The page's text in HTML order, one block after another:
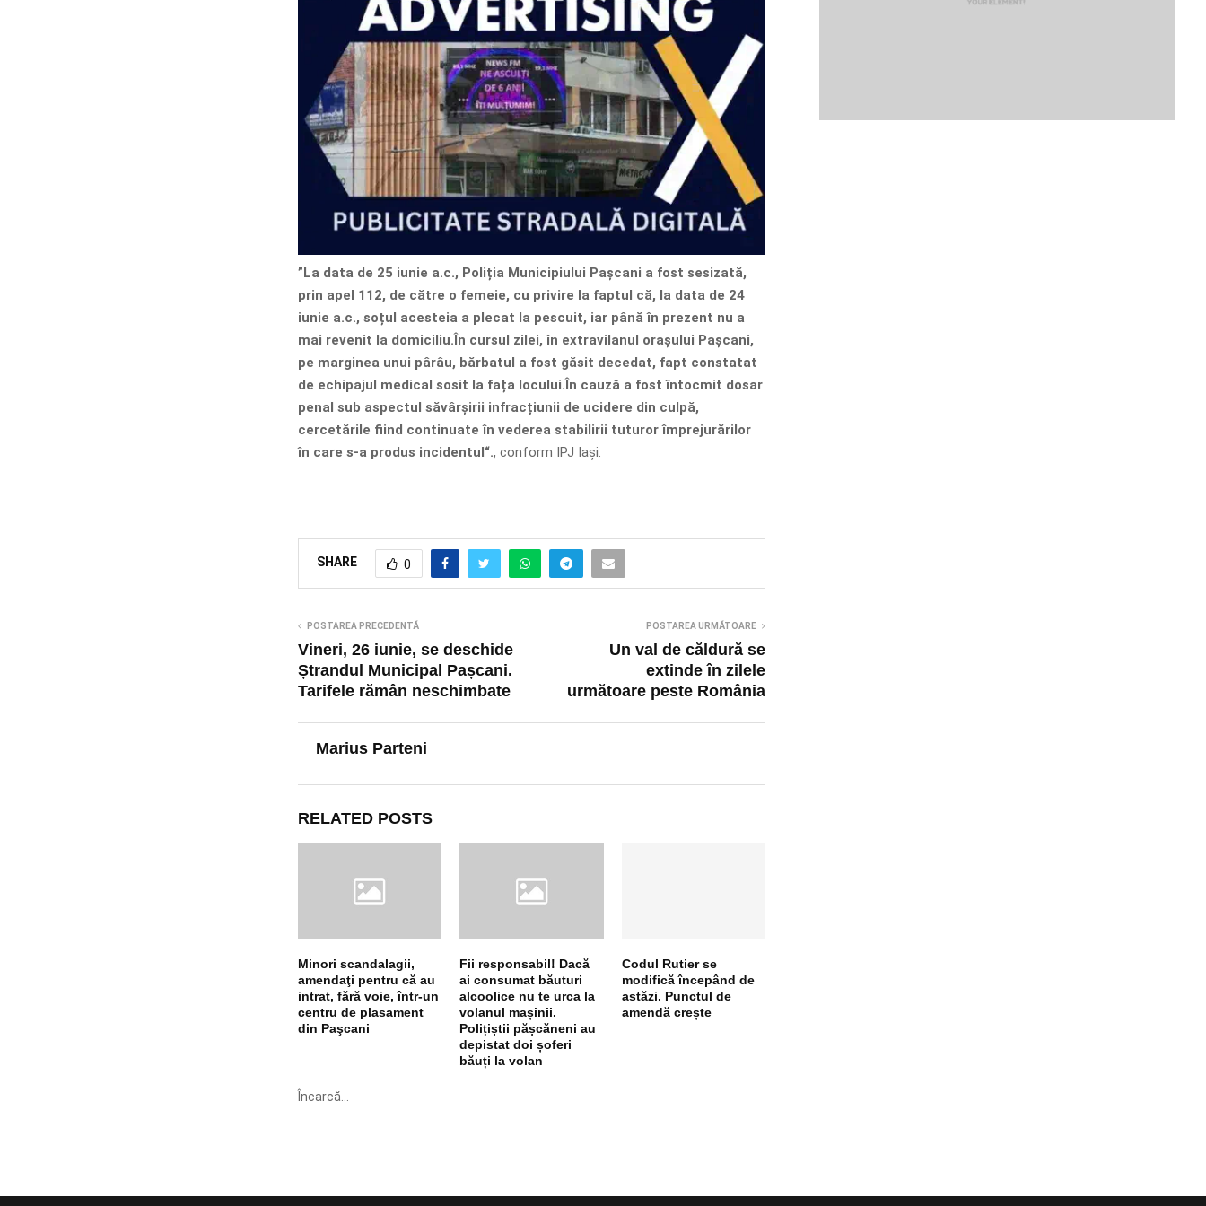
”La data de 25 iunie a.c., Poliția Municipiului Pașcani a fost sesizată,
prin apel 112, de către o femeie, cu privire la faptul că, la data de 24
iunie a.c., soțul acesteia a plecat la pescuit, iar până în prezent nu a
mai revenit la domiciliu.În cursul zilei, în extravilanul orașului Pașcani,
pe marginea unui pârâu, bărbatul a fost găsit decedat, fapt constatat
de echipajul medical sosit la fața locului.În cauză a fost întocmit dosar
penal sub aspectul săvârșirii infracțiunii de ucidere din culpă,
cercetările fiind continuate în vederea stabilirii tuturor împrejurărilor
în care s-a produs incidentul“., conform IPJ Iași.
SHARE 0
POSTAREA PRECEDENTĂ
Vineri, 26 iunie, se deschide
Ștrandul Municipal Pașcani.
Tarifele rămân neschimbate
POSTAREA URMĂTOARE
Un val de căldură se
extinde în zilele
următoare peste România
Marius Parteni
RELATED POSTS
Minori scandalagii,
amendaţi pentru că au
intrat, fără voie, într-un
centru de plasament
din Paşcani
Fii responsabil! Dacă
ai consumat băuturi
alcoolice nu te urca la
volanul mașinii.
Polițiștii pășcăneni au
depistat doi șoferi
băuți la volan
Codul Rutier se
modifică începând de
astăzi. Punctul de
amendă crește
Încarcă...